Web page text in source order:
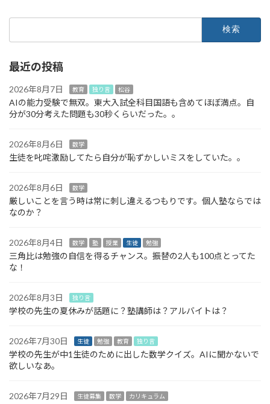
最近の投稿
2026年8月7日 教育 独り言 松谷
AIの能力受験で無双。東大入試全科目国語も含めてほぼ満点。自
分が30分考えた問題も30秒くらいだった。。
2026年8月6日 数学
生徒を叱咤激励してたら自分が恥ずかしいミスをしていた。。
2026年8月6日 数学
厳しいことを言う時は常に刺し違えるつもりです。個人塾ならでは
なのか？
2026年8月4日 数学 塾 授業 生徒 勉強
三角比は勉強の自信を得るチャンス。振替の2人も100点とってた
な！
2026年8月3日 独り言
学校の先生の夏休みが話題に？塾講師は？アルバイトは？
2026年7月30日 生徒 勉強 教育 独り言
学校の先生が中1生徒のために出した数学クイズ。AIに聞かないで
欲しいなあ。
2026年7月29日 生徒募集 数学 カリキュラム